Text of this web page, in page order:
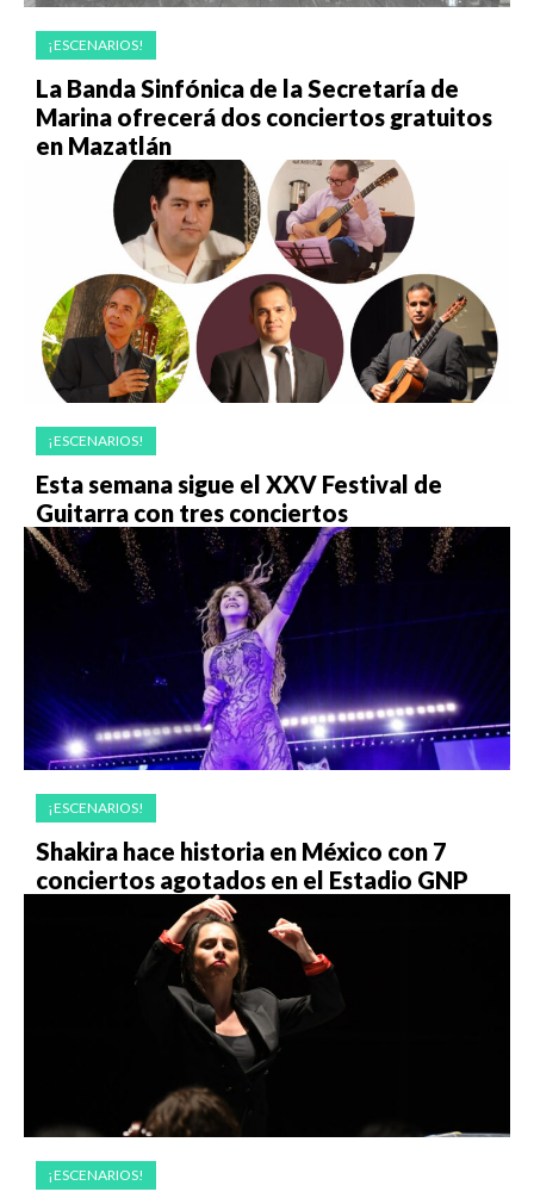
¡ESCENARIOS!
La Banda Sinfónica de la Secretaría de
Marina ofrecerá dos conciertos gratuitos
en Mazatlán
¡ESCENARIOS!
Esta semana sigue el XXV Festival de
Guitarra con tres conciertos
¡ESCENARIOS!
Shakira hace historia en México con 7
conciertos agotados en el Estadio GNP
¡ESCENARIOS!